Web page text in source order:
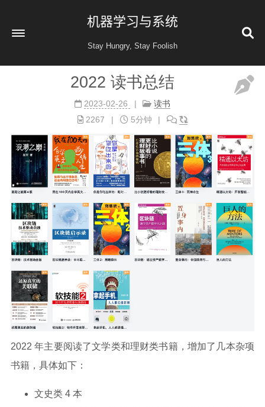
机器学习与系统
Stay Hungry, Stay Foolish
收藏
健康
归档 60
公益 404
2022 读书总结
2023-02-26
读书
2267
5分钟
2022 年主要阅读了文学类和理财类书籍，增加了几本杂项
书籍，具体如下：
文史类 4 本